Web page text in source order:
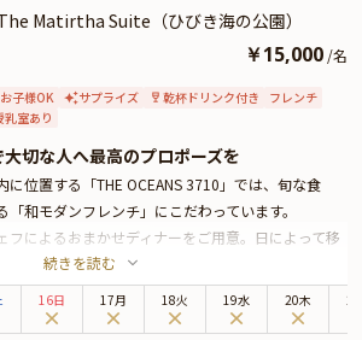
Matirtha Suite（ひびき海の公園）
￥15,000 /名
お子様OK サプライズ 乾杯ドリンク付き
フレンチ
乳室あり
切な人へ最高のプロポーズを
位置する「THE OCEANS 3710」では、旬な食
和モダンフレンチ」にこだわっています。
フによるおまかせディナーをご用意。日によって移
いただいたその日だからこそ味わえるものばかり。
ク、貸切チャペルのご用意もあり、最初から最後ま
ーズ体験をお約束します。
続きを読む
16日 17月 18火 19水 20木